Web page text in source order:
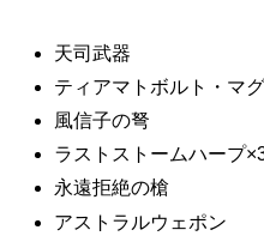
天司武器
ティアマトボルト・マ
風信子の弩
ラストストームハープ
永遠拒絶の槍
アストラルウェポン